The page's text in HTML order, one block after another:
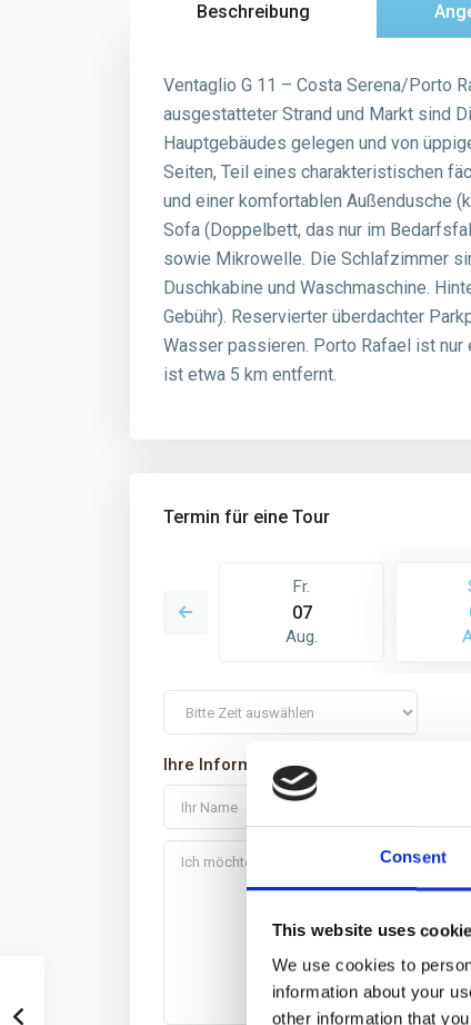
Consent
This website uses
We use cookies to
information about your
other information that
Beschreibung
Ventaglio G 11 – Costa Serena/Porto
ausgestatteter Strand und Markt sind
Hauptgebäudes gelegen und von
Seiten, Teil eines charakteristischen
und einer komfortablen Außendusche
Sofa (Doppelbett, das nur im
sowie Mikrowelle. Die Schlafzimmer
Duschkabine und Waschmaschine.
Gebühr). Reservierter überdachter
Wasser passieren. Porto Rafael ist
ist etwa 5 km entfernt.
Termin für eine Tour
Fr.
07
Aug.
Ihre Informationen